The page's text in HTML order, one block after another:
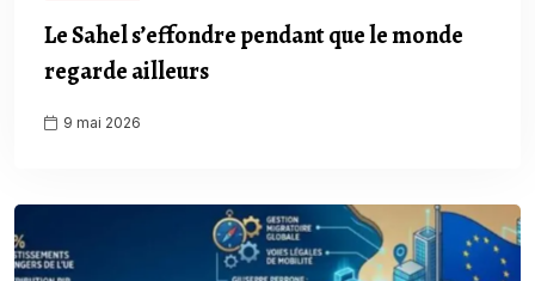
Le Sahel s’effondre pendant que le monde
regarde ailleurs
9 mai 2026